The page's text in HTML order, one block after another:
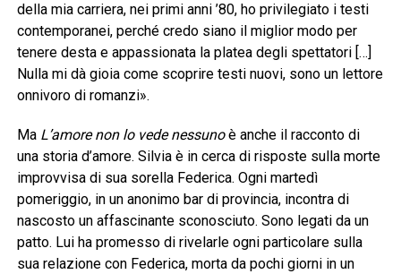
della mia carriera, nei primi anni ’80, ho privilegiato i testi
contemporanei, perché credo siano il miglior modo per
tenere desta e appassionata la platea degli spettatori […]
Nulla mi dà gioia come scoprire testi nuovi, sono un lettore
onnivoro di romanzi».
MaL’amore non lo vede nessunoè anche il racconto di
una storia d’amore. Silvia è in cerca di risposte sulla morte
improvvisa di sua sorella Federica. Ogni martedì
pomeriggio, in un anonimo bar di provincia, incontra di
nascosto un affascinante sconosciuto. Sono legati da un
patto. Lui ha promesso di rivelarle ogni particolare sulla
sua relazione con Federica, morta da pochi giorni in un